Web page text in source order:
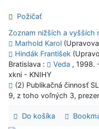
Požičať
Zoznam nižších a vyšších
Marhold Karol
Hindák František
Bratislava :
Veda , 1998.
xkni - KNIHY
(2) Publikačná činnosť
9, z toho voľných 3,
Do košíka